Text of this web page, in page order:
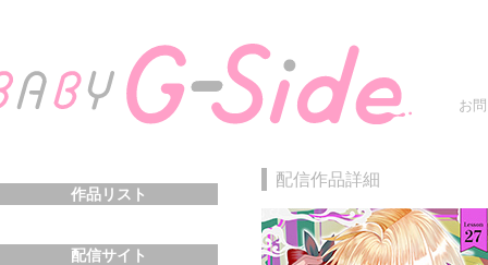
お
配信作品詳細
作品リスト
配信サイト